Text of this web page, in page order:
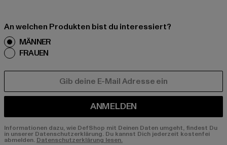
An welchen Produkten bist du interessiert?
MÄNNER
FRAUEN
ANMELDEN
Informationen dazu, wie DefShop mit Deinen Daten umgeht, findest Du
in unserer Datenschutzerklärung. Du kannst Dich jederzeit kostenfei
abmelden. Datenschutzerklärung lesen.